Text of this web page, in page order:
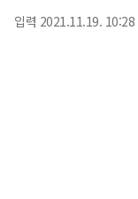
입력 2021.11.19. 10:28